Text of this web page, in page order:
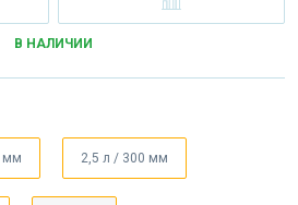
В НАЛИЧИИ
мм 2,5 л / 300 мм